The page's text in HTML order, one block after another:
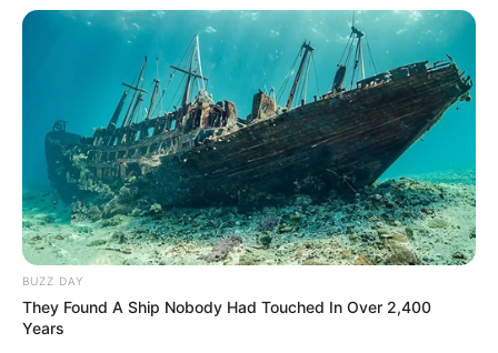
BUZZ DAY
They Found A Ship Nobody Had Touched In Over 2,400
Years